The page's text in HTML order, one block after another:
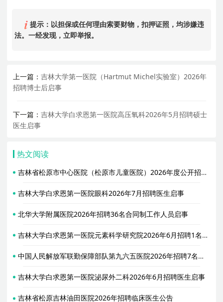
提示：以担保或任何理由索要财物，扣押证照，均涉嫌违
法。一经发现，立即举报。
上一篇：吉林大学第一医院（Hartmut Michel实验室）2026年
招聘博士后启事
下一篇：吉林大学白求恩第一医院高压氧科2026年5月招聘硕士
医生启事
热文阅读
吉林省松原市中心医院（松原市儿童医院）2026年度公开招聘59名工作人员公告
吉林大学白求恩第一医院眼科2026年7月招聘医生启事
北华大学附属医院2026年招聘36名合同制工作人员启事
吉林大学白求恩第一医院元素科学研究院2026年6月招聘1名科研助理启事
中国人民解放军联勤保障部队第九六五医院2026年招聘7名社会用工人员公告（第二季度）
吉林大学白求恩第一医院泌尿外二科2026年6月招聘医生启事
吉林省松原吉林油田医院2026年招聘临床医生公告